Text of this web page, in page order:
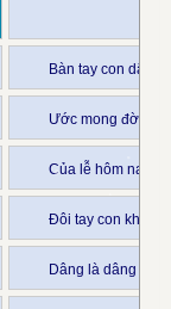
Bàn tay con dâng
Ước mong đời
Của lễ hôm nay
Đôi tay con khó
Dâng là dâng lên